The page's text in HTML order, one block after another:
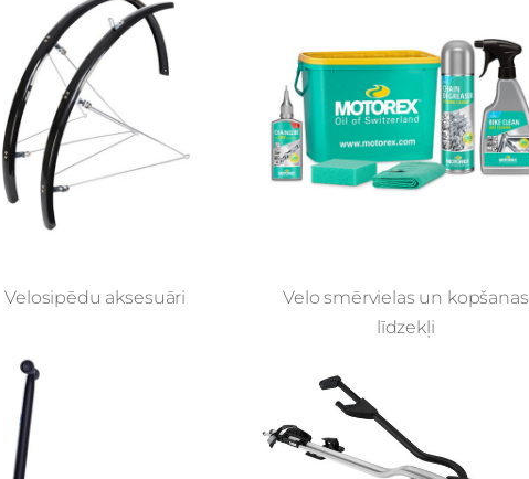
Velosipēdu aksesuāri
Velo smērvielas un kopšanas
līdzekļi